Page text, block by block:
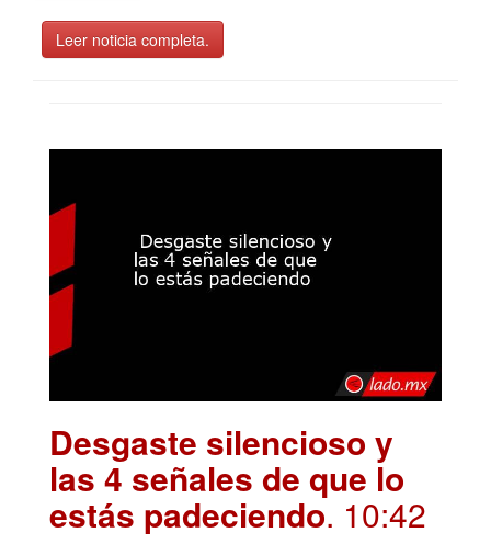
Leer noticia completa.
Desgaste silencioso y
las 4 señales de que lo
estás padeciendo. 10:42